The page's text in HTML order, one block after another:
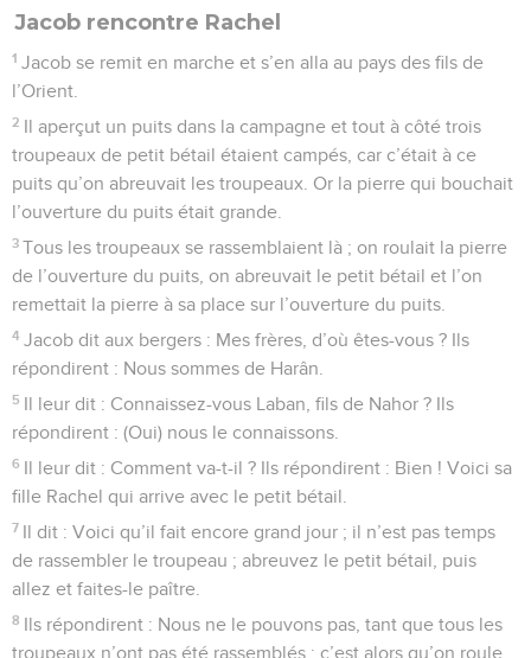
Jacob rencontre Rachel
1 Jacob se remit en marche et s’en alla au pays des fils de
l’Orient.
2 Il aperçut un puits dans la campagne et tout à côté trois
troupeaux de petit bétail étaient campés, car c’était à ce
puits qu’on abreuvait les troupeaux. Or la pierre qui bouchait
l’ouverture du puits était grande.
3 Tous les troupeaux se rassemblaient là ; on roulait la pierre
de l’ouverture du puits, on abreuvait le petit bétail et l’on
remettait la pierre à sa place sur l’ouverture du puits.
4 Jacob dit aux bergers : Mes frères, d’où êtes-vous ? Ils
répondirent : Nous sommes de Harân.
5 Il leur dit : Connaissez-vous Laban, fils de Nahor ? Ils
répondirent : (Oui) nous le connaissons.
6 Il leur dit : Comment va-t-il ? Ils répondirent : Bien ! Voici sa
fille Rachel qui arrive avec le petit bétail.
7 Il dit : Voici qu’il fait encore grand jour ; il n’est pas temps
de rassembler le troupeau ; abreuvez le petit bétail, puis
allez et faites-le paître.
8 Ils répondirent : Nous ne le pouvons pas, tant que tous les
troupeaux n’ont pas été rassemblés ; c’est alors qu’on roule